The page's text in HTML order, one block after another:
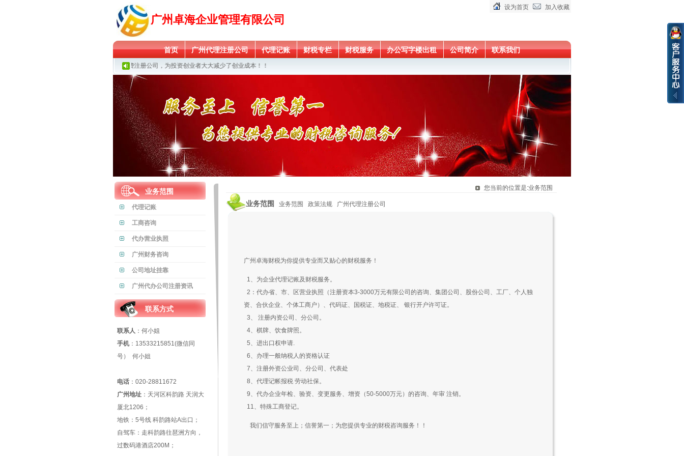
广州卓海企业管理有限公司
设为首页 加入收藏
首页 广州代理注册公司 代理记账 财税专栏 财税服务 办公写字楼出租 公司简介 联系我们
广州卓海现有政府扶持地址免费注册公司，为投资创业者大大减少了创业成本！！
业务范围
代理记账
工商咨询
代办营业执照
广州财务咨询
公司地址挂靠
广州代办公司注册资讯
联系方式
联系人 ：何小姐
手机 ：13533215851(微信同
号） 何小姐
电话 ：020-28811672
广州地址 ：天河区科韵路 天润大
厦北1206；
地铁：5号线 科韵路站A出口；
自驾车：走科韵路往琶洲方向，
过数码港酒店200M；
您当前的位置是:业务范围
业务范围 业务范围 政策法规 广州代理注册公司
广州卓海财税为你提供专业而又贴心的财税服务！
1、为企业代理记账及财税服务。
2：代办省、市、区营业执照（注册资本3-3000万元有限公司的咨询、集团公司、股份公司、工厂、个人独
资、合伙企业、个体工商户）、代码证、国税证、地税证、 银行开户许可证。
3、 注册内资公司、分公司。
4、棋牌、饮食牌照。
5、进出口权申请.
6、办理一般纳税人的资格认证
7、注册外资公业司、分公司、代表处
8、代理记帐报税 劳动社保。
9、代办企业年检、验资、变更服务、增资（50-5000万元）的咨询、年审 注销。
11、特殊工商登记。
我们信守服务至上；信誉第一；为您提供专业的财税咨询服务！！